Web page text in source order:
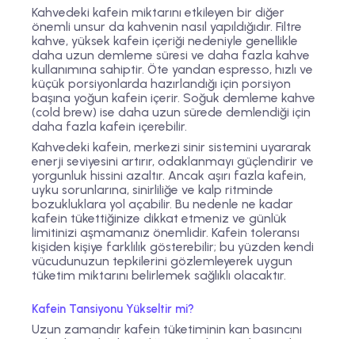
Kahvedeki kafein miktarını etkileyen bir diğer
önemli unsur da kahvenin nasıl yapıldığıdır. Filtre
kahve, yüksek kafein içeriği nedeniyle genellikle
daha uzun demleme süresi ve daha fazla kahve
kullanımına sahiptir. Öte yandan espresso, hızlı ve
küçük porsiyonlarda hazırlandığı için porsiyon
başına yoğun kafein içerir. Soğuk demleme kahve
(cold brew) ise daha uzun sürede demlendiği için
daha fazla kafein içerebilir.
Kahvedeki kafein, merkezi sinir sistemini uyararak
enerji seviyesini artırır, odaklanmayı güçlendirir ve
yorgunluk hissini azaltır. Ancak aşırı fazla kafein,
uyku sorunlarına, sinirliliğe ve kalp ritminde
bozukluklara yol açabilir. Bu nedenle ne kadar
kafein tükettiğinize dikkat etmeniz ve günlük
limitinizi aşmamanız önemlidir. Kafein toleransı
kişiden kişiye farklılık gösterebilir; bu yüzden kendi
vücudunuzun tepkilerini gözlemleyerek uygun
tüketim miktarını belirlemek sağlıklı olacaktır.
Kafein Tansiyonu Yükseltir mi?
Uzun zamandır kafein tüketiminin kan basıncını